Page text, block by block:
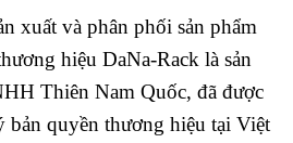
xuất và phân phối sản phẩm
hiệu DaNa-Rack là sản
Thiên Nam Quốc, đã được
bản quyền thương hiệu tại Việt